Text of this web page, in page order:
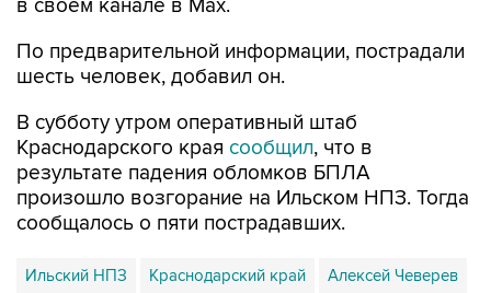
в своем канале в Max.
По предварительной информации, пострадали
шесть человек, добавил он.
В субботу утром оперативный штаб
Краснодарского края сообщил, что в
результате падения обломков БПЛА
произошло возгорание на Ильском НПЗ. Тогда
сообщалось о пяти пострадавших.
Ильский НПЗ Краснодарский край Алексей Чеверев